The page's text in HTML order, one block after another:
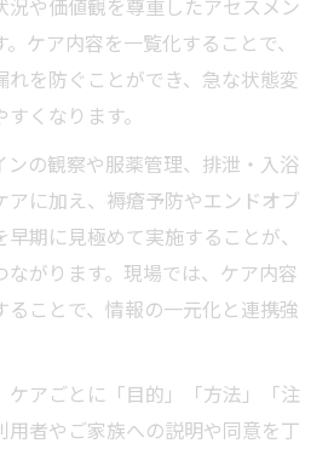
況や価値観を尊重したアセスメン
ケア内容を一覧化することで、
れを防ぐことができ、急な状態変
くなります。
の観察や服薬管理、排泄・入浴
アに加え、褥瘡予防やエンドオブ
期に見極めて実施することが、
がります。現場では、ケア内容
ることで、情報の一元化と連携強
ケアごとに「目的」「方法」「注
用者やご家族への説明や同意を丁